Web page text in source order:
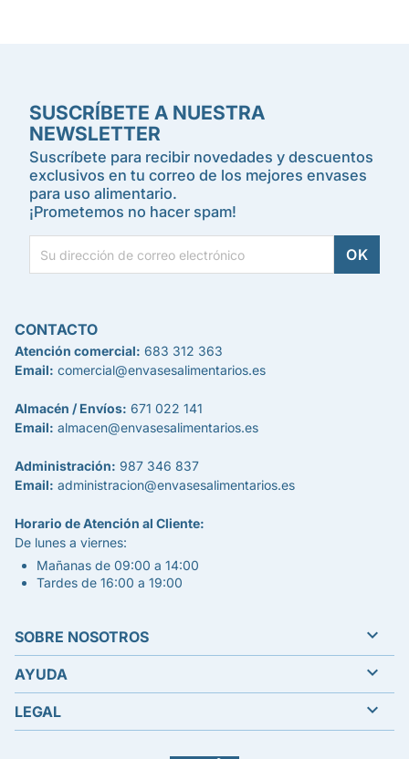
SUSCRÍBETE A NUESTRA
NEWSLETTER
Suscríbete para recibir novedades y descuentos
exclusivos en tu correo de los mejores envases
para uso alimentario.
¡Prometemos no hacer spam!
CONTACTO
Atención comercial: 683 312 363
Email: comercial@envasesalimentarios.es
Almacén / Envíos: 671 022 141
Email: almacen@envasesalimentarios.es
Administración: 987 346 837
Email: administracion@envasesalimentarios.es
Horario de Atención al Cliente:
De lunes a viernes:
Mañanas de 09:00 a 14:00
Tardes de 16:00 a 19:00
SOBRE NOSOTROS 
AYUDA 
LEGAL 